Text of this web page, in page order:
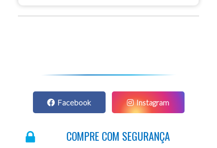
Facebook Instagram
COMPRE COM SEGURANÇA